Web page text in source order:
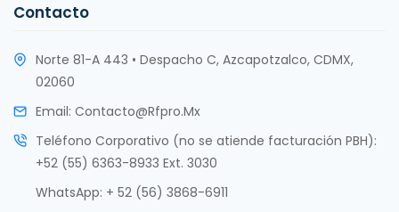
Contacto
Norte 81-A 443 • Despacho C, Azcapotzalco, CDMX,
02060
Email: Contacto@rfpro.mx
Teléfono Corporativo (no se atiende facturación PBH):
+52 (55) 6363-8933 Ext. 3030
WhatsApp: + 52 (56) 3868-6911